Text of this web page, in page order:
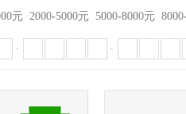
元 2000-5000元 5000-8000元
- -